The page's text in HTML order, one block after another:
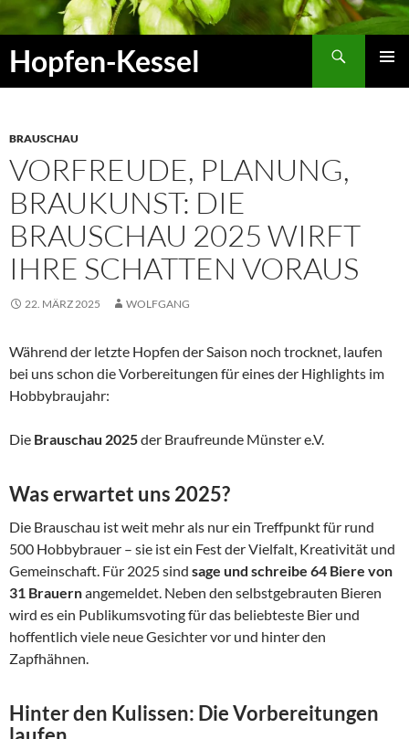
Zum
Inhalt
springen
Hopfen-Kessel
BRAUSCHAU
VORFREUDE, PLANUNG,
BRAUKUNST: DIE
BRAUSCHAU 2025 WIRFT
IHRE SCHATTEN VORAUS
22. MÄRZ 2025 WOLFGANG
Während der letzte Hopfen der Saison noch trocknet, laufen
bei uns schon die Vorbereitungen für eines der Highlights im
Hobbybraujahr:
Die Brauschau 2025der Braufreunde Münster e.V.
Was erwartet uns 2025?
Die Brauschau ist weit mehr als nur ein Treffpunkt für rund
500 Hobbybrauer – sie ist ein Fest der Vielfalt, Kreativität und
Gemeinschaft. Für 2025 sind sage und schreibe 64 Biere von
31 Brauernangemeldet. Neben den selbstgebrauten Bieren
wird es ein Publikumsvoting für das beliebteste Bier und
hoffentlich viele neue Gesichter vor und hinter den
Zapfhähnen.
Hinter den Kulissen: Die Vorbereitungen